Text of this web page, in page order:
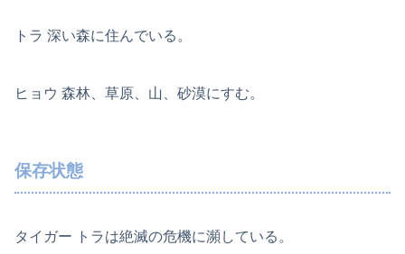
トラ 深い森に住んでいる。
ヒョウ 森林、草原、山、砂漠にすむ。
保存状態
タイガー トラは絶滅の危機に瀕している。